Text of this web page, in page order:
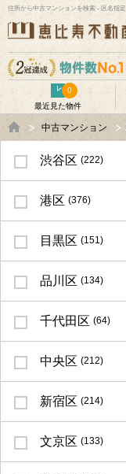
住所から中古マンションを検索 - 区名指定
最近見た物件
0
中古マンション
渋谷区 (222)
港区 (376)
目黒区 (151)
品川区 (134)
千代田区 (64)
中央区 (212)
新宿区 (214)
文京区 (133)